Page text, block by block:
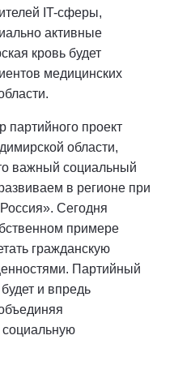
IT-сферы,
активные
кровь будет
медицинских
партийного проект
области,
важный социальный
в регионе при
Сегодня
примере
гражданскую
Партийный
и впредь
социальную